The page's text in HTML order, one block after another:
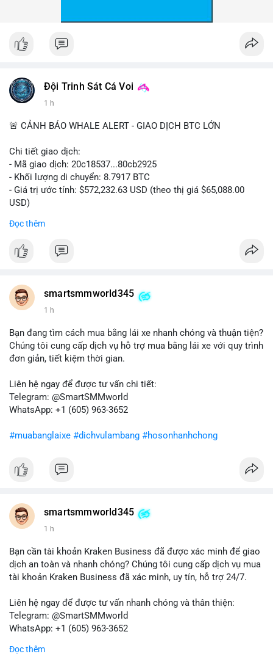
Đội Trinh Sát Cá Voi
1 h
🚨 CẢNH BÁO WHALE ALERT - GIAO DỊCH BTC LỚN
Chi tiết giao dịch:
- Mã giao dịch: 20c18537...80cb2925
- Khối lượng di chuyển: 8.7917 BTC
- Giá trị ước tính: $572,232.63 USD (theo thị giá $65,088.00
USD)
Khối lượng 8.79 BTC tương đương hơn nửa triệu USD được di
cơ cấu danh mục: chuyển tài sản từ ví nóng sang ví lạnh nhằm
tích trữ dài hạn, hoặc chuẩn bị thanh khoản để thực hiện lệnh
bán ngắn hạn có thể xuất hiện, gây biến động giá. Ngược lại,
nếu chuyển sang ví lạnh, tín hiệu này cho thấy niềm tin nắm giữ
của nhà đầu tư lớn vẫn còn vững chắc.
Lời khuyên cho nhà đầu tư nhỏ lẻ: Theo dõi sát các giao dịch
tiếp theo từ địa chỉ này để xác định điểm đến của dòng tiền.
Tránh hành động theo cảm xúc; hãy dựa trên dữ liệu xác nhận
tăng.
Đọc thêm
smartsmmworld345
1 h
Bạn đang tìm cách mua bằng lái xe nhanh chóng và thuận tiện?
Chúng tôi cung cấp dịch vụ hỗ trợ mua bằng lái xe với quy trình
đơn giản, tiết kiệm thời gian.
Liên hệ ngay để được tư vấn chi tiết:
Telegram: @SmartSMMworld
WhatsApp: +1 (605) 963-3652
#muabanglaixe #dichvulambang #hosonhanhchong
smartsmmworld345
1 h
Bạn cần tài khoản Kraken Business đã được xác minh để giao
dịch an toàn và nhanh chóng? Chúng tôi cung cấp dịch vụ mua
tài khoản Kraken Business đã xác minh, uy tín, hỗ trợ 24/7.
Liên hệ ngay để được tư vấn nhanh chóng và thân thiện:
Telegram: @SmartSMMworld
WhatsApp: +1 (605) 963-3652
#buyverifiedkrakenbusinessaccounts
Đọc thêm